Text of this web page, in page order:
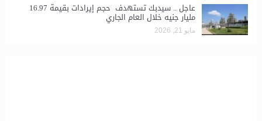
عاجل .. سيدبك تستهدف حجم إيرادات بقيمة 16.97
مليار جنيه خلال العام الجاري
مايو 21, 2026